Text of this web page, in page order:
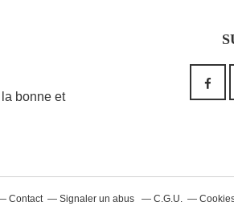
bonne et
Contact Signaler un abus C.G.U.